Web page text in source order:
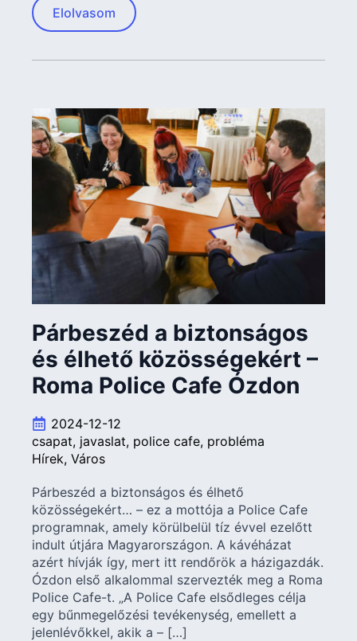
Elolvasom
Párbeszéd a biztonságos
és élhető közösségekért –
Roma Police Cafe Ózdon
2024-12-12
csapat javaslat police cafe probléma
Hírek Város
Párbeszéd a biztonságos és élhető
közösségekért… – ez a mottója a Police Cafe
programnak, amely körülbelül tíz évvel ezelőtt
indult útjára Magyarországon. A kávéházat
azért hívják így, mert itt rendőrök a házigazdák.
Ózdon első alkalommal szervezték meg a Roma
Police Cafe-t. „A Police Cafe elsődleges célja
egy bűnmegelőzési tevékenység, emellett a
jelenlévőkkel, akik a – […]